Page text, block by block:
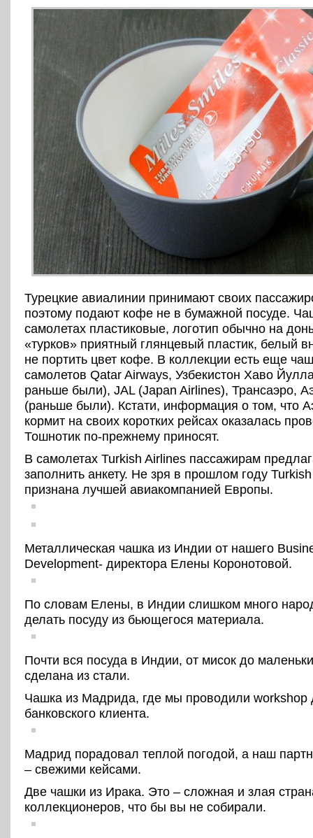
Турецкие авиалинии принимают своих
поэтому подают кофе не в бумажной посуде.
самолетах пластиковые, логотип обычно на
«турков» приятный глянцевый пластик, белый
не портить цвет кофе. В коллекции есть еще
самолетов Qatar Airways, Узбекистон Хаво
раньше были), JAL (Japan Airlines), Трансаэро,
(раньше были). Кстати, информация о том, что
кормит на своих коротких рейсах оказалась
Тошнотик по-прежнему приносят.
В самолетах Turkish Airlines пассажирам
заполнить анкету. Не зря в прошлом году
признана лучшей авиакомпанией Европы.
Металлическая чашка из Индии от нашего
Development- директора Елены Коронотовой.
По словам Елены, в Индии слишком много
делать посуду из бьющегося материала.
Почти вся посуда в Индии, от мисок до
сделана из стали.
Чашка из Мадрида, где мы проводили workshop
банковского клиента.
Мадрид порадовал теплой погодой, а наш
– свежими кейсами.
Две чашки из Ирака. Это – сложная и злая
коллекционеров, что бы вы не собирали.